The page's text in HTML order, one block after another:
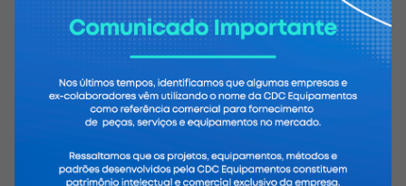
Energia renovável pode ser atrativo para